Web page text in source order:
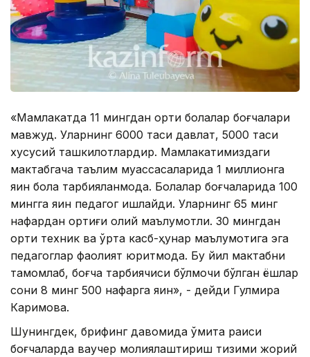
«Мамлакатда 11 мингдан ортиқ болалар боғчалари
мавжуд. Уларнинг 6000 таси давлат, 5000 таси
хусусий ташкилотлардир. Мамлакатимиздаги
мактабгача таълим муассасаларида 1 миллионга
яқин бола тарбияланмоқда. Болалар боғчаларида 100
мингга яқин педагог ишлайди. Уларнинг 65 минг
нафардан ортиғи олий маълумотли. 30 мингдан
ортиқ техник ва ўрта касб-ҳунар маълумотига эга
педагоглар фаолият юритмоқда. Бу йил мактабни
тамомлаб, боғча тарбиячиси бўлмоқчи бўлган ёшлар
сони 8 минг 500 нафарга яқин», - дейди Гулмира
Каримова.
Шунингдек, брифинг давомида қўмита раиси
боғчаларда ваучер молиялаштириш тизими жорий